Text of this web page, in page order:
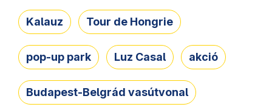
Kalauz Tour de Hongrie
pop-up park Luz Casal akció
Budapest-Belgrád vasútvonal